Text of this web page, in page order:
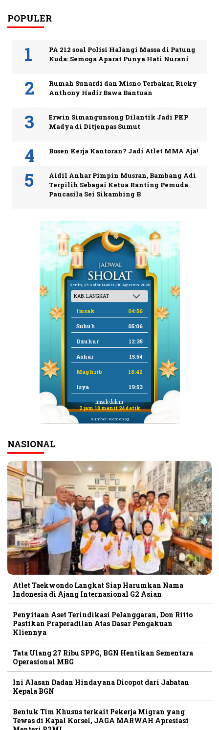
POPULER
PA 212 soal Polisi Halangi Massa di Patung
Kuda: Semoga Aparat Punya Hati Nurani
Rumah Sunardi dan Misno Terbakar, Ricky
Anthony Hadir Bawa Bantuan
Erwin Simangunsong Dilantik Jadi PKP
Madya di Ditjenpas Sumut
Bosen Kerja Kantoran? Jadi Atlet MMA Aja!
Aidil Anhar Pimpin Musran, Bambang Adi
Terpilih Sebagai Ketua Ranting Pemuda
Pancasila Sei Sikambing B
Senin, 25 Safar 1448 H / 10 Agustus 2026
Imsak 04:56
Subuh 05:06
Dzuhur 12:35
Ashar 15:54
Maghrib 18:42
Isya 19:53
Imsak dalam:
2 jam 18 menit 23 detik
Sumber: Kemenag
NASIONAL
Atlet Taekwondo Langkat Siap Harumkan Nama
Indonesia di Ajang Internasional G2 Asian
Penyitaan Aset Terindikasi Pelanggaran, Don Ritto
Pastikan Praperadilan Atas Dasar Pengakuan
Kliennya
Tata Ulang 27 Ribu SPPG, BGN Hentikan Sementara
Operasional MBG
Ini Alasan Dadan Hindayana Dicopot dari Jabatan
Kepala BGN
Bentuk Tim Khusus terkait Pekerja Migran yang
Tewas di Kapal Korsel, JAGA MARWAH Apresiasi